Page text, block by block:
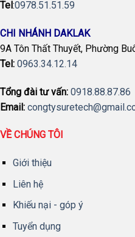
Tel:0978.51.51.59
CHI NHÁNH DAKLAK
9A Tôn Thất Thuyết, Phường
Tel: 0963.34.12.14
Tổng đài tư vấn: 0918.88.87.86
Email:
VỀ CHÚNG TÔI
Giới thiệu
Liên hệ
Khiếu nại - góp ý
Tuyển dụng